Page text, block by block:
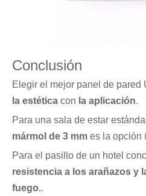
Conclusión
Elegir el mejor panel de pared
la estética con la aplicación.
Para una sala de estar
mármol de 3 mm es la opción
Para el pasillo de un hotel
resistencia a los arañazos y
fuego..